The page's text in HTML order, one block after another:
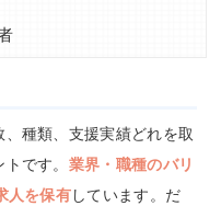
種類、支援実績どれを取
です。 業界・職種のバリ
人を保有しています。だ